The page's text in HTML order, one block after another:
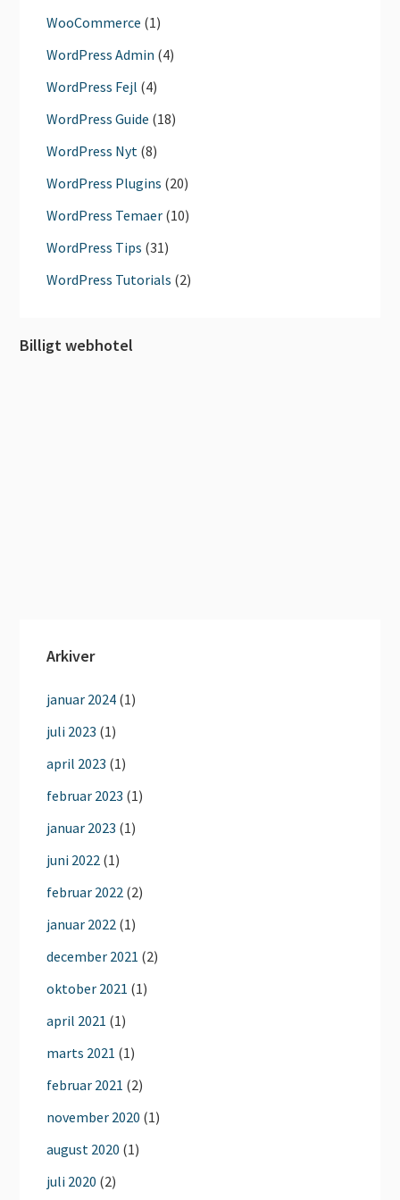
WooCommerce (1)
WordPress Admin (4)
WordPress Fejl (4)
WordPress Guide (18)
WordPress Nyt (8)
WordPress Plugins (20)
WordPress Temaer (10)
WordPress Tips (31)
WordPress Tutorials (2)
Billigt webhotel
Arkiver
januar 2024 (1)
juli 2023 (1)
april 2023 (1)
februar 2023 (1)
januar 2023 (1)
juni 2022 (1)
februar 2022 (2)
januar 2022 (1)
december 2021 (2)
oktober 2021 (1)
april 2021 (1)
marts 2021 (1)
februar 2021 (2)
november 2020 (1)
august 2020 (1)
juli 2020 (2)